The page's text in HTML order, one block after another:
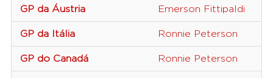
GP da Áustria Emerson Fittipaldi
GP da Itália Ronnie Peterson
GP do Canadá Ronnie Peterson